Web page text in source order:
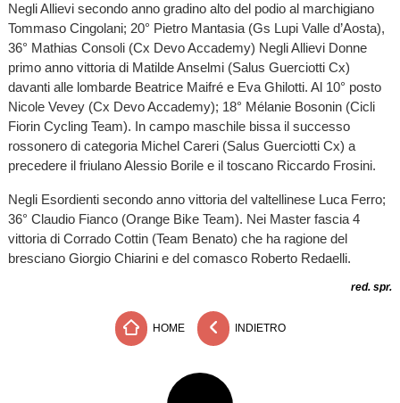
Negli Allievi secondo anno gradino alto del podio al marchigiano
Tommaso Cingolani; 20° Pietro Mantasia (Gs Lupi Valle d’Aosta),
36° Mathias Consoli (Cx Devo Accademy) Negli Allievi Donne
primo anno vittoria di Matilde Anselmi (Salus Guerciotti Cx)
davanti alle lombarde Beatrice Maifré e Eva Ghilotti. Al 10° posto
Nicole Vevey (Cx Devo Accademy); 18° Mélanie Bosonin (Cicli
Fiorin Cycling Team). In campo maschile bissa il successo
rossonero di categoria Michel Careri (Salus Guerciotti Cx) a
precedere il friulano Alessio Borile e il toscano Riccardo Frosini.
Negli Esordienti secondo anno vittoria del valtellinese Luca Ferro;
36° Claudio Fianco (Orange Bike Team). Nei Master fascia 4
vittoria di Corrado Cottin (Team Benato) che ha ragione del
bresciano Giorgio Chiarini e del comasco Roberto Redaelli.
red. spr.
HOME INDIETRO